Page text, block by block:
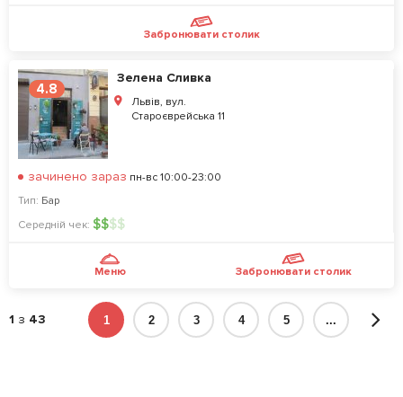
Забронювати столик
4.8
Зелена Сливка
Львів, вул.
Староєврейська 11
зачинено зараз пн-вс 10:00-23:00
Тип: Бар
Середній чек: $$$$
Меню Забронювати столик
1 з 43 1 2 3 4 5 ...